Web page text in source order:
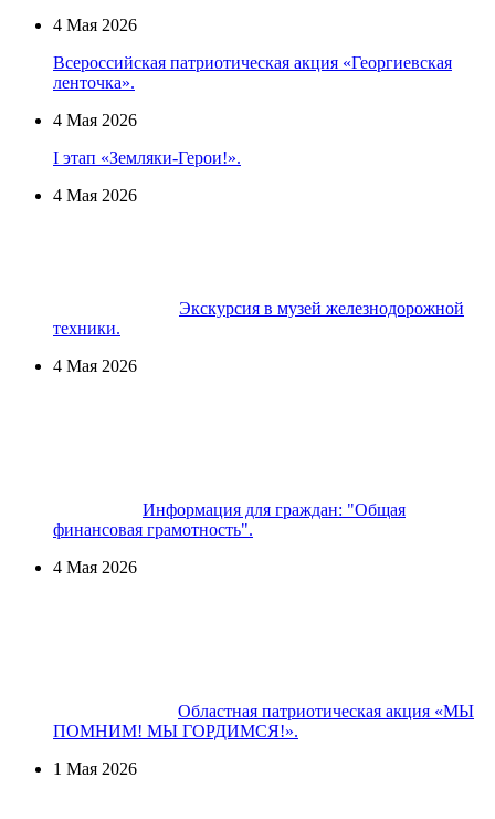
4 Мая 2026
Всероссийская патриотическая акция «Георгиевская
ленточка».
4 Мая 2026
I этап «Земляки-Герои!».
4 Мая 2026
Экскурсия в музей железнодорожной
техники.
4 Мая 2026
Информация для граждан: "Общая
финансовая грамотность".
4 Мая 2026
Областная патриотическая акция «МЫ
ПОМНИМ! МЫ ГОРДИМСЯ!».
1 Мая 2026